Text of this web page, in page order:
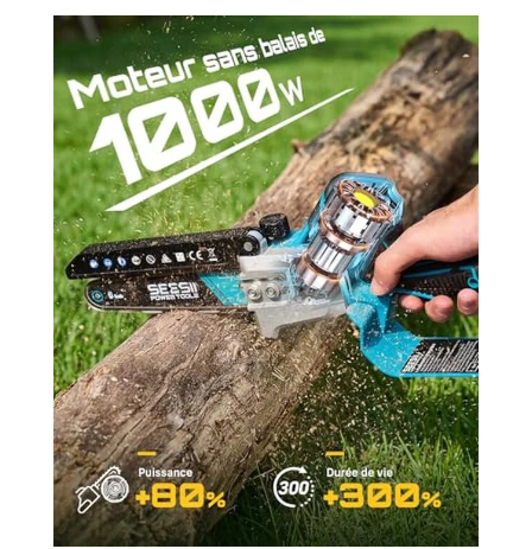
en continu sans
qu'il soit
nécessaire
d'appuyer
manuellement.
Réduit l'usure de
la chaîne de 50%
et garantit un
processus de
coupe sans
problème
Compatibilité avec
Batterie Makita
18V : Notre
tronconneuse a
batterie est
compatible avec
les batteries
Makita 18V,
offrant une
flexibilité
maximale. Elle est